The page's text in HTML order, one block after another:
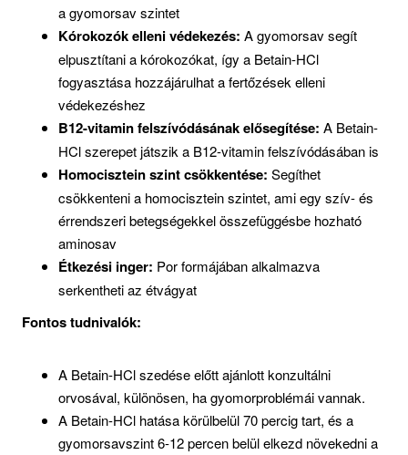
a gyomorsav szintet
Kórokozók elleni védekezés: A gyomorsav segít
elpusztítani a kórokozókat, így a Betain-HCl
fogyasztása hozzájárulhat a fertőzések elleni
védekezéshez
B12-vitamin felszívódásának elősegítése: A Betain-
HCl szerepet játszik a B12-vitamin felszívódásában is
Homocisztein szint csökkentése: Segíthet
csökkenteni a homocisztein szintet, ami egy szív- és
érrendszeri betegségekkel összefüggésbe hozható
aminosav
Étkezési inger: Por formájában alkalmazva
serkentheti az étvágyat
Fontos tudnivalók:
A Betain-HCl szedése előtt ajánlott konzultálni
orvosával, különösen, ha gyomorproblémái vannak.
A Betain-HCl hatása körülbelül 70 percig tart, és a
gyomorsavszint 6-12 percen belül elkezd növekedni a